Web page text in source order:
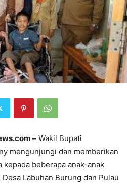
– Wakil Bupati
mengunjungi dan memberikan
beberapa anak-anak
Labuhan Burung dan Pulau